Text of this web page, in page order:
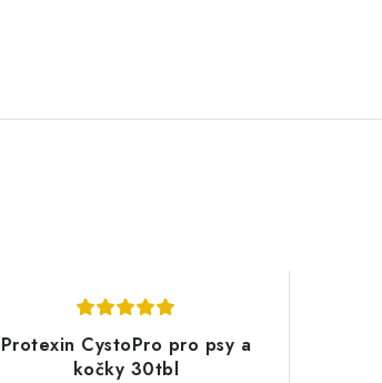
Protexin CystoPro pro psy a
kočky 30tbl